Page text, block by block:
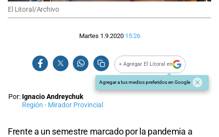
El Litoral/Archivo
Martes 1.9.2020 15:26
+ Agregar El Litoral en
Agregar a tus medios preferidos en Google
Por: Ignacio Andreychuk
Región - Mirador Provincial
Frente a un semestre marcado por la pandemia a